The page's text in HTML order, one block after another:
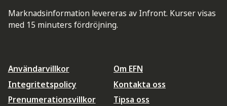
Marknadsinformation levereras av Infront. Kurser visas
med 15 minuters fördröjning.
Användarvillkor
Integritetspolicy
Prenumerationsvillkor
Om EFN
Kontakta oss
Tipsa oss